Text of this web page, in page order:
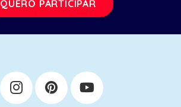
QUERO PARTICIPAR